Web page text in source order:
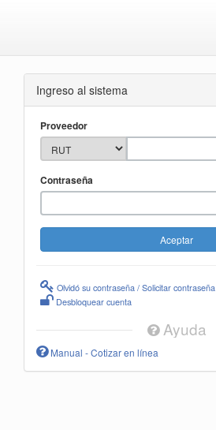
Ingreso al sistema
Proveedor
Contraseña
Olvidó su contraseña / Solicitar contraseña
Desbloquear cuenta
Ayuda
Manual - Cotizar en línea